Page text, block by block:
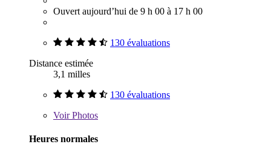
Ouvert aujourd’hui de 9 h 00 à 17 h 00
130 évaluations
Distance estimée
3,1 milles
130 évaluations
VoirPhotos
Heures normales